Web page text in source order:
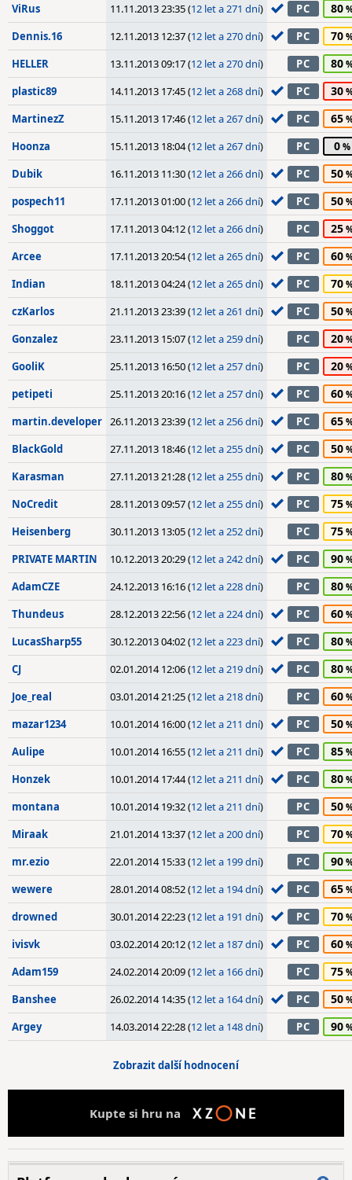
ViRus 11.11.2013 23:35 (12 let a 271 dní) PC 80
Dennis.16 12.11.2013 12:37 (12 let a 270 dní) PC 70
HELLER 13.11.2013 09:17 (12 let a 270 dní) PC 80
plastic89 14.11.2013 17:45 (12 let a 268 dní) PC 30
MartinezZ 15.11.2013 17:46 (12 let a 267 dní) PC 65
Hoonza 15.11.2013 18:04 (12 let a 267 dní) PC 0
Dubik 16.11.2013 11:30 (12 let a 266 dní) PC 50
pospech11 17.11.2013 01:00 (12 let a 266 dní) PC 50
Shoggot 17.11.2013 04:12 (12 let a 266 dní) PC 25
Arcee 17.11.2013 20:54 (12 let a 265 dní) PC 60
Indian 18.11.2013 04:24 (12 let a 265 dní) PC 70
czKarlos 21.11.2013 23:39 (12 let a 261 dní) PC 50
Gonzalez 23.11.2013 15:07 (12 let a 259 dní) PC 20
GooliK 25.11.2013 16:50 (12 let a 257 dní) PC 20
petipeti 25.11.2013 20:16 (12 let a 257 dní) PC 60
martin.developer 26.11.2013 23:39 (12 let a 256 dní) PC 65
BlackGold 27.11.2013 18:46 (12 let a 255 dní) PC 50
Karasman 27.11.2013 21:28 (12 let a 255 dní) PC 80
NoCredit 28.11.2013 09:57 (12 let a 255 dní) PC 75
Heisenberg 30.11.2013 13:05 (12 let a 252 dní) PC 75
PRIVATE MARTIN 10.12.2013 20:29 (12 let a 242 dní) PC 90
AdamCZE 24.12.2013 16:16 (12 let a 228 dní) PC 80
Thundeus 28.12.2013 22:56 (12 let a 224 dní) PC 60
LucasSharp55 30.12.2013 04:02 (12 let a 223 dní) PC 80
CJ 02.01.2014 12:06 (12 let a 219 dní) PC 80
Joe_real 03.01.2014 21:25 (12 let a 218 dní) PC 60
mazar1234 10.01.2014 16:00 (12 let a 211 dní) PC 50
Aulipe 10.01.2014 16:55 (12 let a 211 dní) PC 85
Honzek 10.01.2014 17:44 (12 let a 211 dní) PC 80
montana 10.01.2014 19:32 (12 let a 211 dní) PC 50
Miraak 21.01.2014 13:37 (12 let a 200 dní) PC 70
mr.ezio 22.01.2014 15:33 (12 let a 199 dní) PC 90
wewere 28.01.2014 08:52 (12 let a 194 dní) PC 65
drowned 30.01.2014 22:23 (12 let a 191 dní) PC 70
ivisvk 03.02.2014 20:12 (12 let a 187 dní) PC 60
Adam159 24.02.2014 20:09 (12 let a 166 dní) PC 75
Banshee 26.02.2014 14:35 (12 let a 164 dní) PC 50
Argey 14.03.2014 22:28 (12 let a 148 dní) PC 90
Zobrazit další hodnocení
Kupte si hru na